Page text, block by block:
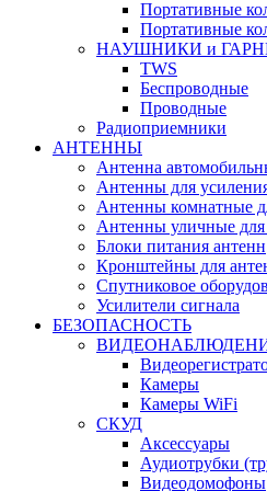
Портативные
Портативные
НАУШНИКИ и
TWS
Беспроводные
Проводные
Радиоприемники
АНТЕННЫ
Антенна
Антенны для
Антенны комнатные
Антенны уличные
Блоки питания антенн
Кронштейны для
Спутниковое
Усилители сигнала
БЕЗОПАСНОСТЬ
Камеры
Камеры WiFi
СКУД
Аксессуары
Аудиотрубки
Видеодомофоны